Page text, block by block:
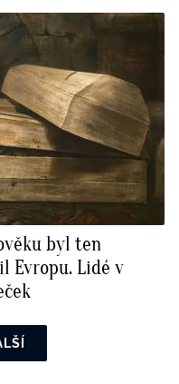
byl ten
Evropu. Lidé v